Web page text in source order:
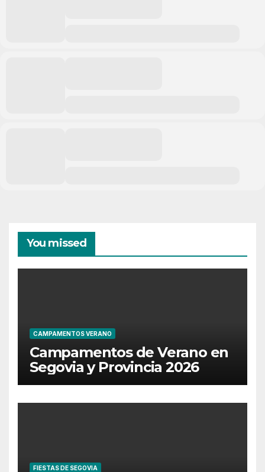
You missed
CAMPAMENTOS VERANO
Campamentos de Verano en
Segovia y Provincia 2026
FIESTAS DE SEGOVIA